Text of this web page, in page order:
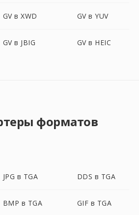
GV в XWD GV в YUV
GV в JBIG GV в HEIC
форматов
JPG в TGA DDS в TGA
BMP в TGA GIF в TGA